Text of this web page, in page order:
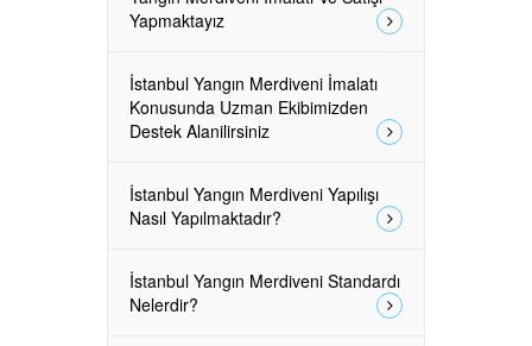
Yapmaktayız
İstanbul Yangın Merdiveni İmalatı
Konusunda Uzman Ekibimizden
Destek Alanilirsiniz
İstanbul Yangın Merdiveni Yapılışı
Nasıl Yapılmaktadır?
İstanbul Yangın Merdiveni Standardı
Nelerdir?